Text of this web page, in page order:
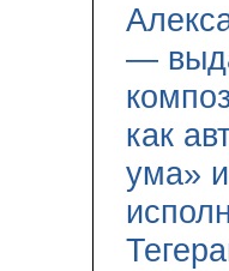
—
как
ума»